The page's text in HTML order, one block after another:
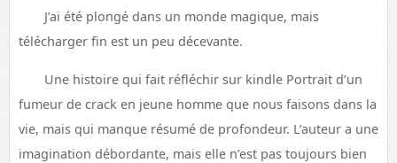
J’ai été plongé dans un monde magique, mais
télécharger fin est un peu décevante.
Une histoire qui fait réfléchir sur kindle Portrait d’un
fumeur de crack en jeune homme que nous faisons dans la
vie, mais qui manque résumé de profondeur. L’auteur a une
imagination débordante, mais elle n’est pas toujours bien